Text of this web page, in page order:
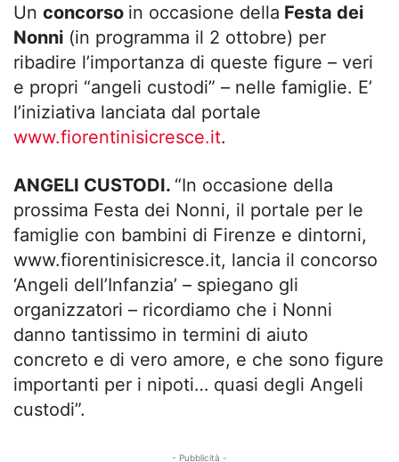
Un concorso in occasione della Festa dei
Nonni (in programma il 2 ottobre) per
ribadire l’importanza di queste figure – veri
e propri “angeli custodi” – nelle famiglie. E’
l’iniziativa lanciata dal portale
www.fiorentinisicresce.it.
ANGELI CUSTODI. “In occasione della
prossima Festa dei Nonni, il portale per le
famiglie con bambini di Firenze e dintorni,
www.fiorentinisicresce.it, lancia il concorso
‘Angeli dell’Infanzia’ – spiegano gli
organizzatori – ricordiamo che i Nonni
danno tantissimo in termini di aiuto
concreto e di vero amore, e che sono figure
importanti per i nipoti… quasi degli Angeli
custodi”.
- Pubblicità -